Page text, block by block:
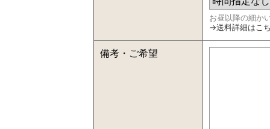
お昼以降の細か
→送料詳細はこ
備考・ご希望